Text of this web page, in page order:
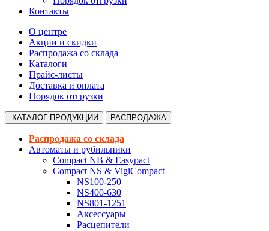
Контакты
О центре
Акции и скидки
Распродажа со склада
Каталоги
Прайс-листы
Доставка и оплата
Порядок отгрузки
КАТАЛОГ ПРОДУКЦИИ РАСПРОДАЖА
Распродажа со склада
Автоматы и рубильники
Compact NB & Easypact
Compact NS & VigiCompact
NS100-250
NS400-630
NS801-1251
Аксессуары
Расцепители